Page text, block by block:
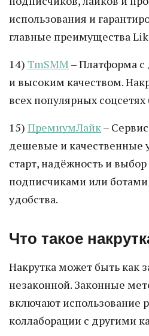
использования и
главные преимущества
14) TmSMM – Платформа
и высоким качеством.
всех популярных
15) ПремиумЛайк–
дешевые и качественные
старт, надёжность и
подписчиками или
удобства.
Что такое
Накрутка может быть как
незаконной. Законные
включают использование
коллаборации с другими